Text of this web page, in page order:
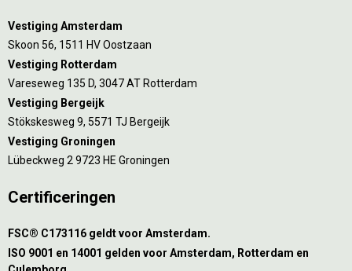
Vestiging Amsterdam
Skoon 56, 1511 HV Oostzaan
Vestiging Rotterdam
Vareseweg 135 D, 3047 AT Rotterdam
Vestiging Bergeijk
Stökskesweg 9, 5571 TJ Bergeijk
Vestiging Groningen
Lübeckweg 2 9723 HE Groningen
Certificeringen
FSC® C173116 geldt voor Amsterdam.
ISO 9001 en 14001 gelden voor Amsterdam, Rotterdam en